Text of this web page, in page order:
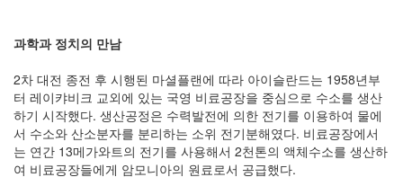
과학과 정치의 만남
2차 대전 종전 후 시행된 마셜플랜에 따라 아이슬란드는 1958년부
터 레이캬비크 교외에 있는 국영 비료공장을 중심으로 수소를 생산
하기 시작했다. 생산공정은 수력발전에 의한 전기를 이용하여 물에
서 수소와 산소분자를 분리하는 소위 전기분해였다. 비료공장에서
는 연간 13메가와트의 전기를 사용해서 2천톤의 액체수소를 생산하
여 비료공장들에게 암모니아의 원료로서 공급했다.